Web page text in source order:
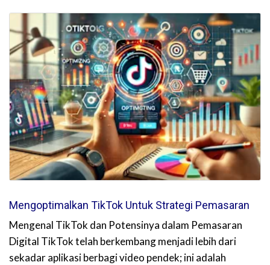
Mengoptimalkan TikTok Untuk Strategi Pemasaran
Mengenal TikTok dan Potensinya dalam Pemasaran
Digital TikTok telah berkembang menjadi lebih dari
sekadar aplikasi berbagi video pendek; ini adalah